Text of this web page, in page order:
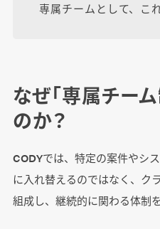
専属チームとして、こ
なぜ「専属チー
のか？
CODYでは、特定の案件やシ
に入れ替えるのではなく、ク
組成し、継続的に関わる体制